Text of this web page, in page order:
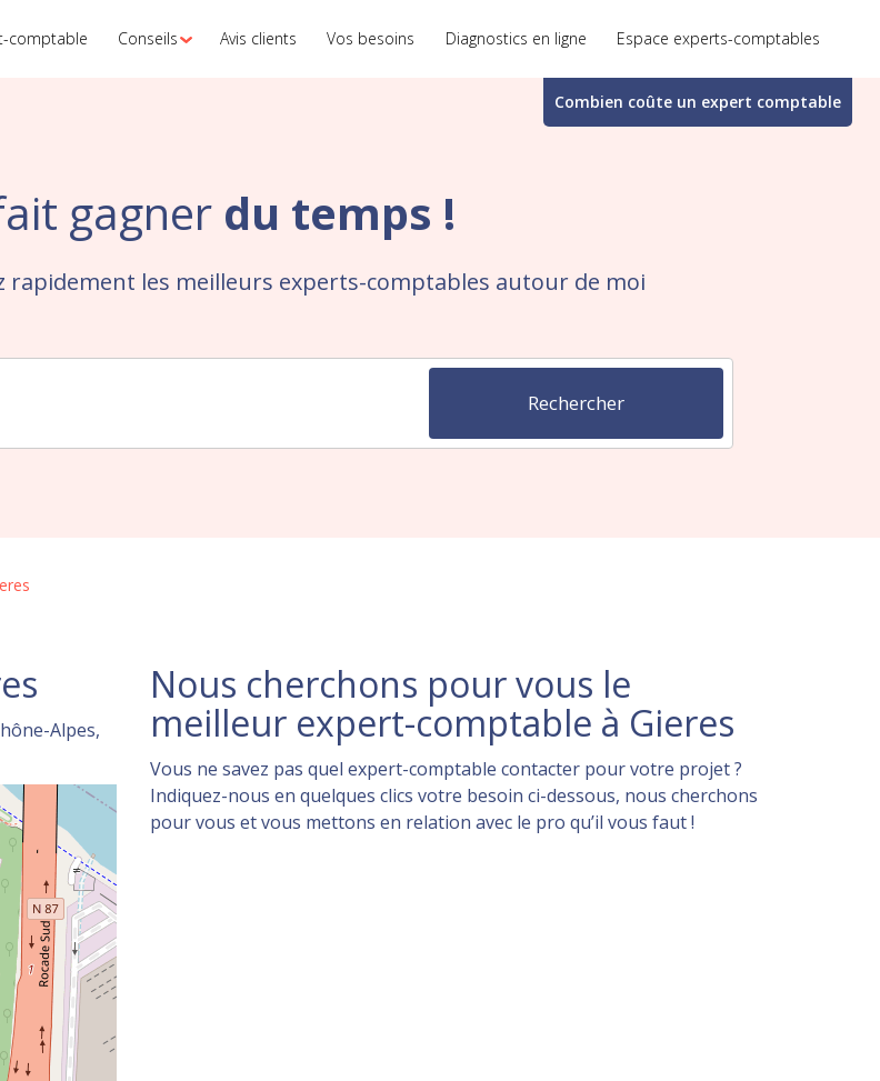
comptable Conseils Avis clients Vos besoins Diagnostics en ligne Espace experts-comptables
Combien coûte un expert comptable
gagner du temps !
rapidement les meilleurs experts-comptables autour de moi
Alpes,
Nous cherchons pour vous le
meilleur expert-comptable à Gieres
Vous ne savez pas quel expert-comptable contacter pour votre projet ?
Indiquez-nous en quelques clics votre besoin ci-dessous, nous cherchons
pour vous et vous mettons en relation avec le pro qu’il vous faut !